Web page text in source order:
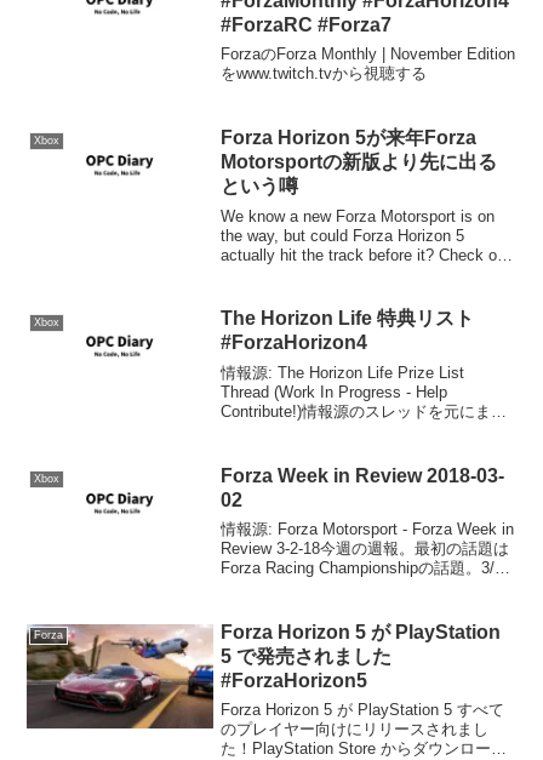
#ForzaRC #Forza7
ForzaのForza Monthly | November Edition
をwww.twitch.tvから視聴する
Xbox
Forza Horizon 5が来年Forza
Motorsportの新版より先に出る
という噂
We know a new Forza Motorsport is on
the way, but could Forza Horizon 5
actually hit the track before it? Check out
Xbox
The Horizon Life 特典リスト
#ForzaHorizon4
情報源: The Horizon Life Prize List
Thread (Work In Progress - Help
Contribute!)情報源のスレッドを元にまと
Xbox
Forza Week in Review 2018-03-
02
情報源: Forza Motorsport - Forza Week in
Review 3-2-18今週の週報。最初の話題は
Forza Racing Championshipの話題。3/14
Forza
Forza Horizon 5 が PlayStation
5 で発売されました
#ForzaHorizon5
Forza Horizon 5 が PlayStation 5 すべて
のプレイヤー向けにリリースされまし
た！PlayStation Store からダウンロード